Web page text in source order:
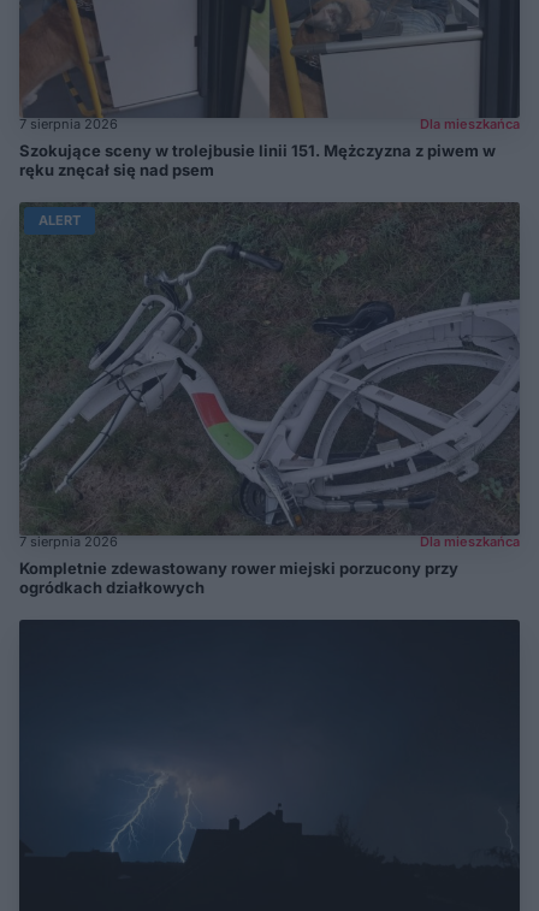
7 sierpnia 2026 Dla mieszkańca
Szokujące sceny w trolejbusie linii 151. Mężczyzna z piwem w
ręku znęcał się nad psem
ALERT
7 sierpnia 2026 Dla mieszkańca
Kompletnie zdewastowany rower miejski porzucony przy
ogródkach działkowych